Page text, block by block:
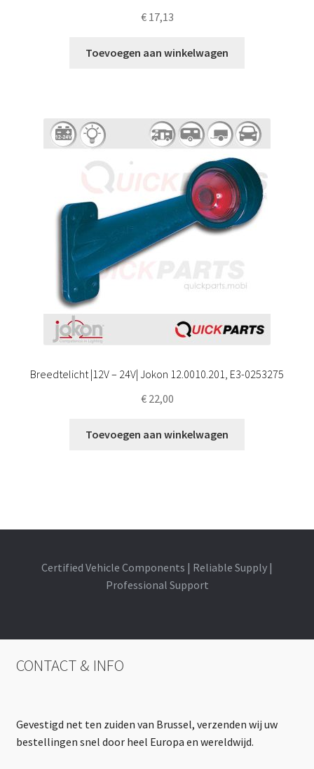
€17,13
Toevoegen aan winkelwagen
Breedtelicht |12V – 24V| Jokon 12.0010.201, E3-0253275
€22,00
Toevoegen aan winkelwagen
Certified Vehicle Components | Reliable Supply |
Professional Support
CONTACT & INFO
Gevestigd net ten zuiden van Brussel, verzenden wij uw
bestellingen snel door heel Europa en wereldwijd.